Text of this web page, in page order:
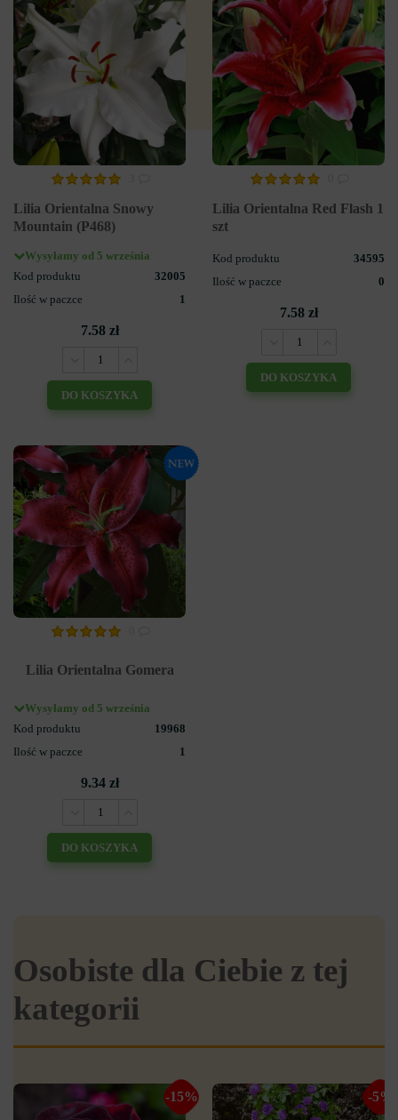
Lilia Orientalna Snowy
Mountain (P468)
Wysyłamy od 5 września
Kod produktu
32005
Ilość w paczce
1
7.58 zł
DO KOSZYKA
Lilia Orientalna Red Flash 1
szt
Kod produktu
34595
Ilość w paczce
0
7.58 zł
DO KOSZYKA
Lilia Orientalna Gomera
Wysyłamy od 5 września
Kod produktu
19968
Ilość w paczce
1
9.34 zł
DO KOSZYKA
Osobiste dla Ciebie z tej
kategorii
-15% -5%